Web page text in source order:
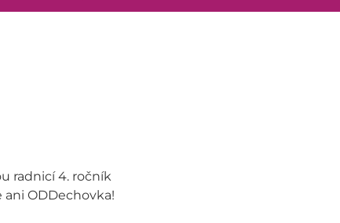
radnicí 4. ročník
ani ODDechovka!